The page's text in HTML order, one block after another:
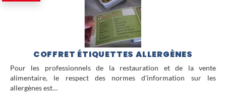
COFFRET ÉTIQUETTES ALLERGÈNES
Pour les professionnels de la restauration et de la vente
alimentaire, le respect des normes d'information sur les
allergènes est…